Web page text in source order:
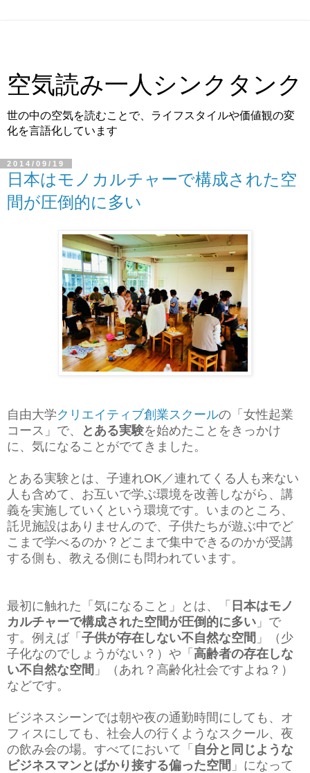
空気読み一人シンクタンク
世の中の空気を読むことで、ライフスタイルや価値観の変
化を言語化しています
2014/09/19
日本はモノカルチャーで構成された空
間が圧倒的に多い
自由大学クリエイティブ創業スクールの「女性起業
コース」で、
とある実験を始めたことをきっかけ
に、気になることがでてきました。
とある実験とは、子連れOK／連れてくる人も来ない
人も含めて、お互いで学ぶ環境を改善しながら、講
義を実施していくという環境です。いまのところ、
託児施設はありませんので、子供たちが遊ぶ中でど
こまで学べるのか？どこまで集中できるのかが受講
する側も、教える側にも問われています。
最初に触れた「気になること」とは、「 日本はモノ
カルチャーで構成された空間が圧倒的に多い 」で
す。例えば「 子供が存在しない不自然な空間 」（少
子化なのでしょうがない？） や「 高齢者の存在しな
い不自然な空間 」（あれ？高齢化社会ですよね？）
などです。
ビジネスシーンでは朝や夜の通勤時間にしても、オ
フィスにしても、社会人の行くようなスクール、夜
の飲み会の場。すべてにおいて「 自分と同じような
ビジネスマンとばかり接する偏った空間 」になって